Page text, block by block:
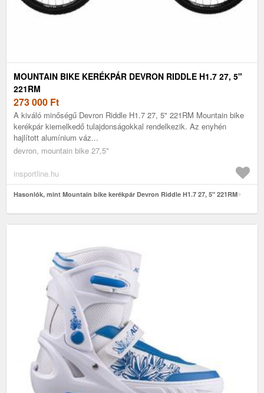
MOUNTAIN BIKE KERÉKPÁR DEVRON RIDDLE H1.7 27, 5"
221RM
273 000 Ft
A kiváló minőségű Devron Riddle H1.7 27, 5" 221RM Mountain bike
kerékpár kiemelkedő tulajdonságokkal rendelkezik. Az enyhén
hajlított alumínium váz...
devron, mountain bike 27,5"
insportline.hu
Hasonlók, mint Mountain bike kerékpár Devron Riddle H1.7 27, 5" 221RM